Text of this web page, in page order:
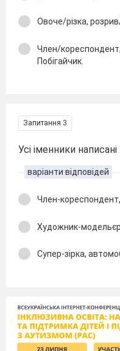
Овоче/різка,
Член/
Побігайчик.
Запитання 3
Усі іменники
варіанти відповідей
Член-
Художник-
Супер-зірка,